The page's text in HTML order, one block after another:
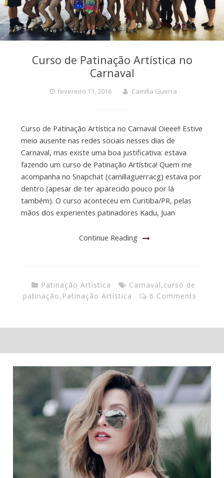
Curso de Patinação Artística no
Carnaval
fevereiro 11, 2016 Camilla Guerra
Curso de Patinação Artística no Carnaval Oieee!! Estive
meio ausente nas redes sociais nesses dias de
Carnaval, mas existe uma boa justificativa: estava
fazendo um curso de Patinação Artística! Quem me
acompanha no Snapchat (camillaguerracg) estava por
dentro (apesar de ter aparecido pouco por lá
também). O curso aconteceu em Curitiba/PR, pelas
mãos dos experientes patinadores Kadu, Juan
Continue Reading
Patinação Artística Carnaval,curso de
patinação, Patinação Artística 6 Comments